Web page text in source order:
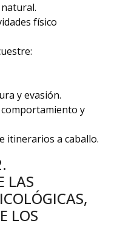
físico
y evasión.
y
itinerarios a caballo.
LAS
LOS